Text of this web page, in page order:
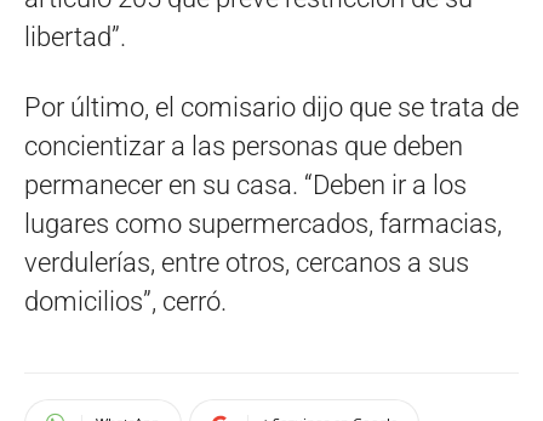
libertad”.
Por último, el comisario dijo que se trata de
concientizar a las personas que deben
permanecer en su casa. “Deben ir a los
lugares como supermercados, farmacias,
verdulerías, entre otros, cercanos a sus
domicilios”, cerró.